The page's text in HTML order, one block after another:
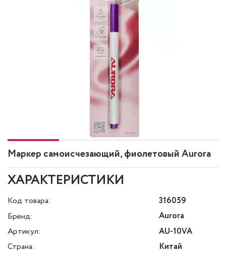
Маркер самоисчезающий, фиолетовый Aurora
ХАРАКТЕРИСТИКИ
Код товара:
316059
Бренд:
Aurora
Артикул:
AU-10VA
Страна:
Китай